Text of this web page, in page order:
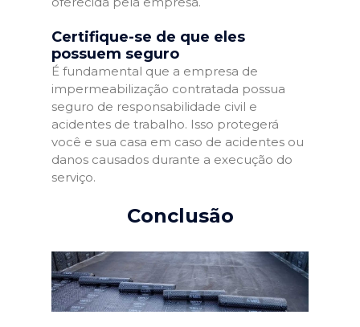
Certifique-se de que eles
possuem seguro
É fundamental que a empresa de
impermeabilização contratada possua
seguro de responsabilidade civil e
acidentes de trabalho. Isso protegerá
você e sua casa em caso de acidentes ou
danos causados durante a execução do
serviço.
Conclusão